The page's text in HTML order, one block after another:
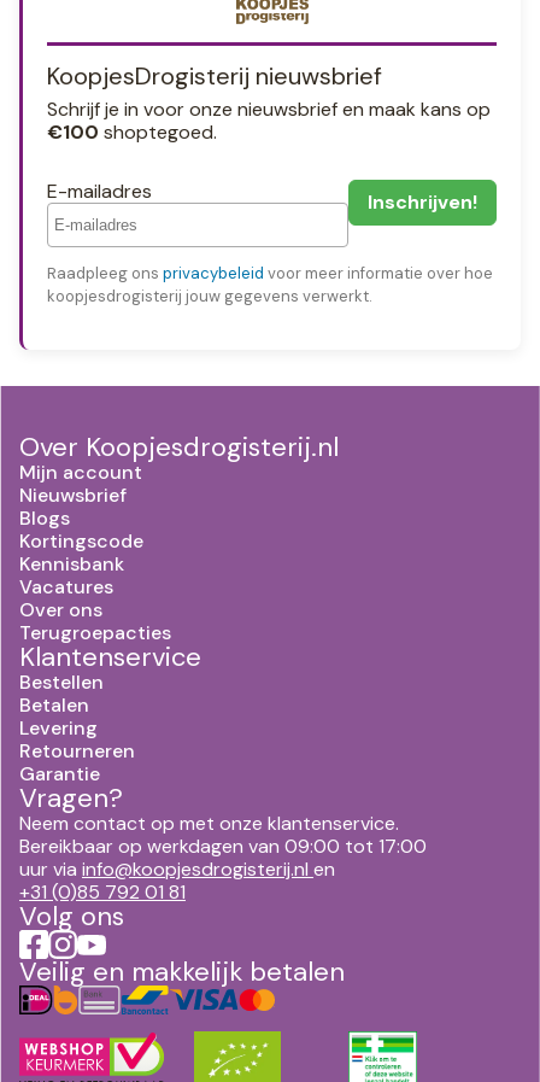
KoopjesDrogisterij nieuwsbrief
Schrijf je in voor onze nieuwsbrief en maak kans op
€100 shoptegoed.
E-mailadres
Raadpleeg ons privacybeleid voor meer informatie over hoe
koopjesdrogisterij jouw gegevens verwerkt.
Over Koopjesdrogisterij.nl
Mijn account
Nieuwsbrief
Blogs
Kortingscode
Kennisbank
Vacatures
Over ons
Terugroepacties
Klantenservice
Bestellen
Betalen
Levering
Retourneren
Garantie
Vragen?
Neem contact op met onze klantenservice.
Bereikbaar op werkdagen van 09:00 tot 17:00
uur via info@koopjesdrogisterij.nl en
+31 (0)85 792 01 81
Volg ons
Veilig en makkelijk betalen